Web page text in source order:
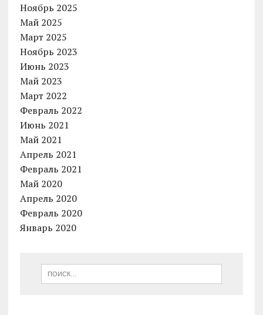
Ноябрь 2025
Май 2025
Март 2025
Ноябрь 2023
Июнь 2023
Май 2023
Март 2022
Февраль 2022
Июнь 2021
Май 2021
Апрель 2021
Февраль 2021
Май 2020
Апрель 2020
Февраль 2020
Январь 2020